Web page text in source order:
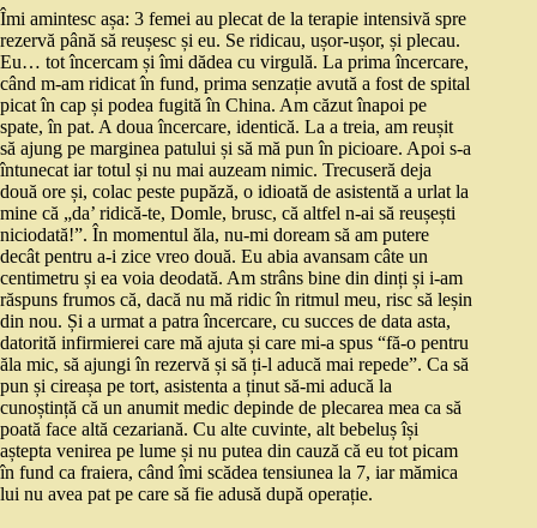
Îmi amintesc așa: 3 femei au plecat de la terapie intensivă spre
rezervă până să reușesc și eu. Se ridicau, ușor-ușor, și plecau.
Eu… tot încercam și îmi dădea cu virgulă. La prima încercare,
când m-am ridicat în fund, prima senzație avută a fost de spital
picat în cap și podea fugită în China. Am căzut înapoi pe
spate, în pat. A doua încercare, identică. La a treia, am reușit
să ajung pe marginea patului și să mă pun în picioare. Apoi s-a
întunecat iar totul și nu mai auzeam nimic. Trecuseră deja
două ore și, colac peste pupăză, o idioată de asistentă a urlat la
mine că „da’ ridică-te, Domle, brusc, că altfel n-ai să reușești
niciodată!”. În momentul ăla, nu-mi doream să am putere
decât pentru a-i zice vreo două. Eu abia avansam câte un
centimetru și ea voia deodată. Am strâns bine din dinți și i-am
răspuns frumos că, dacă nu mă ridic în ritmul meu, risc să leșin
din nou. Și a urmat a patra încercare, cu succes de data asta,
datorită infirmierei care mă ajuta și care mi-a spus “fă-o pentru
ăla mic, să ajungi în rezervă și să ți-l aducă mai repede”. Ca să
pun și cireașa pe tort, asistenta a ținut să-mi aducă la
cunoștință că un anumit medic depinde de plecarea mea ca să
poată face altă cezariană. Cu alte cuvinte, alt bebeluș își
aștepta venirea pe lume și nu putea din cauză că eu tot picam
în fund ca fraiera, când îmi scădea tensiunea la 7, iar mămica
lui nu avea pat pe care să fie adusă după operație.